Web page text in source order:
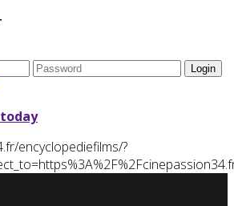
encyclopediefilms/?